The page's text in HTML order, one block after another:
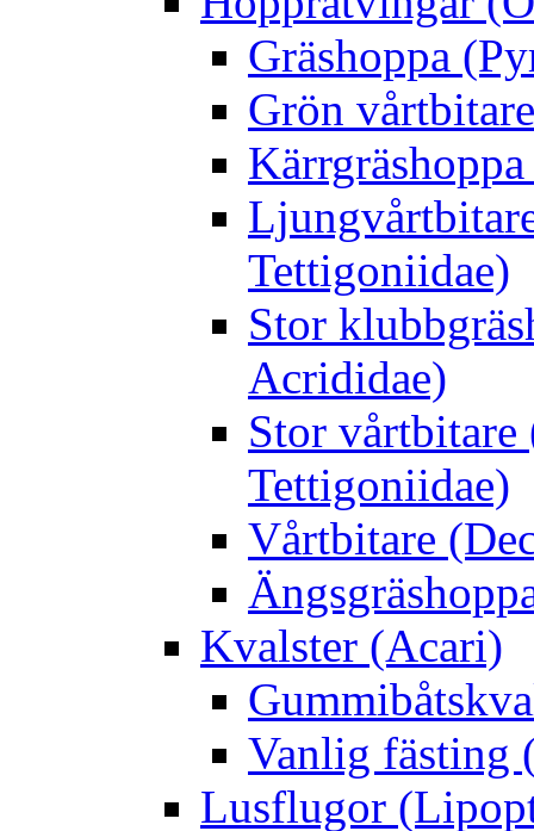
Gräshoppa
Grön
Tettigoniidae)
Stor
Acrididae)
Stor
Tettigoniidae)
Vårtbitare
Kvalster (Acari)
Vanlig fästing
Lusflugor